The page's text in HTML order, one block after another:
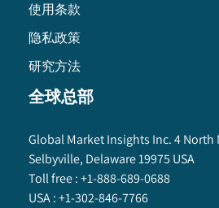
使用条款
隐私政策
研究方法
全球总部
Global Market Insights Inc. 4 North
Selbyville, Delaware 19975 USA
Toll free :+1-888-689-0688
USA :+1-302-846-7766